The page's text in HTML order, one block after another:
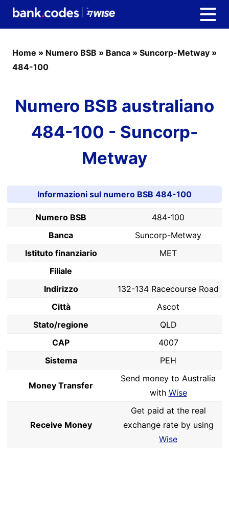
Home » Numero BSB » Banca » Suncorp-Metway »
484-100
Numero BSB australiano
484-100 - Suncorp-
Metway
Informazioni sul numero BSB 484-100
Numero BSB
484-100
Banca
Suncorp-Metway
Istituto finanziario
MET
Filiale
Indirizzo
132-134 Racecourse Road
Città
Ascot
Stato/regione
QLD
CAP
4007
Sistema
PEH
Money Transfer
Send money to Australia
with Wise
Receive Money
Get paid at the real
exchange rate by using
Wise